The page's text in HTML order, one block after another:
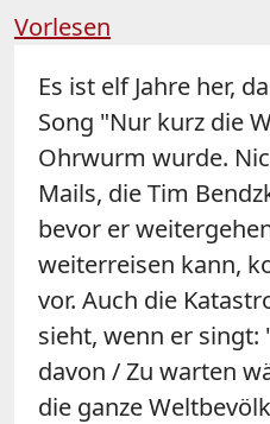
Vorlesen
Es ist elf Jahre her,
Song "Nur kurz die
Ohrwurm wurde.
Mails, die Tim
bevor er
weiterreisen kann,
vor. Auch die
sieht, wenn er
davon / Zu warten
die ganze